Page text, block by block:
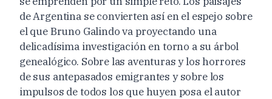
de Argentina se convierten así en el espejo sobre
el que Bruno Galindo va proyectando una
delicadísima investigación en torno a su árbol
genealógico. Sobre las aventuras y los horrores
de sus antepasados emigrantes y sobre los
impulsos de todos los que huyen posa el autor